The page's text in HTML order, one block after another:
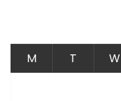
M T W